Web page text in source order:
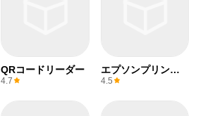
QRコードリーダー
4.7
エプソンプリンタ
ー
4.5